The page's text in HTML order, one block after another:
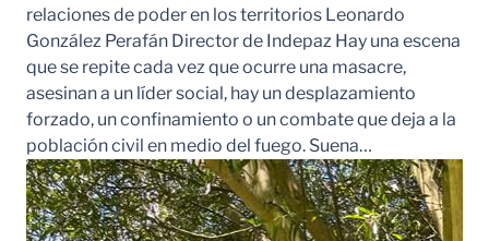
relaciones de poder en los territorios Leonardo
González Perafán Director de Indepaz Hay una escena
que se repite cada vez que ocurre una masacre,
asesinan a un líder social, hay un desplazamiento
forzado, un confinamiento o un combate que deja a la
población civil en medio del fuego. Suena…